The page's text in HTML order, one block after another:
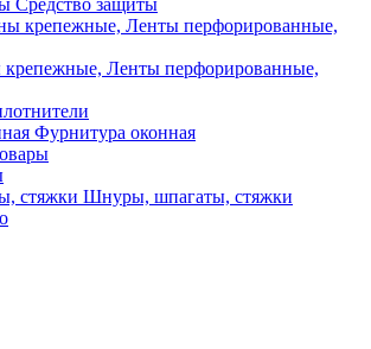
Средство защиты
Ленты перфорированные,
Фурнитура оконная
Шнуры, шпагаты, стяжки